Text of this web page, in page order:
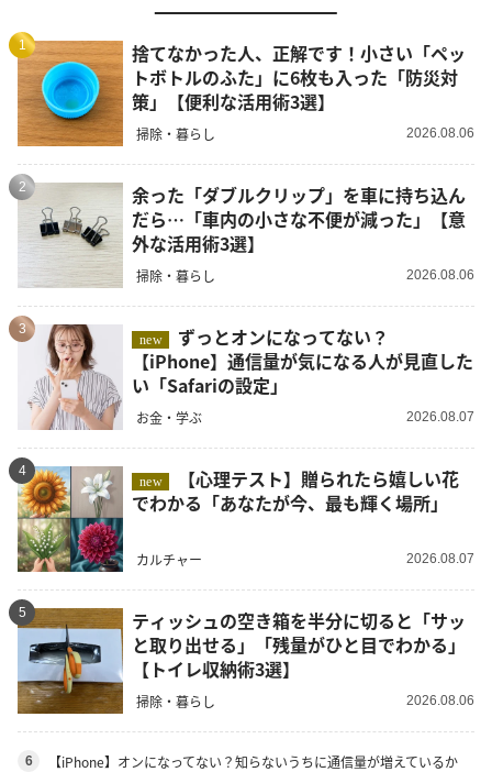
1
捨てなかった人、正解です！小さい「ペッ
トボトルのふた」に6枚も入った「防災対
策」【便利な活用術3選】
掃除・暮らし 2026.08.06
2
余った「ダブルクリップ」を車に持ち込ん
だら…「車内の小さな不便が減った」【意
外な活用術3選】
掃除・暮らし 2026.08.06
3
new
【iPhone】通信量が気になる人が見直した
い「Safariの設定」
お金・学ぶ 2026.08.07
4
new
でわかる「あなたが今、最も輝く場所」
カルチャー 2026.08.07
5
ティッシュの空き箱を半分に切ると「サッ
と取り出せる」「残量がひと目でわかる」
【トイレ収納術3選】
掃除・暮らし 2026.08.06
6
【iPhone】オンになってない？知らないうちに通信量が増えているか